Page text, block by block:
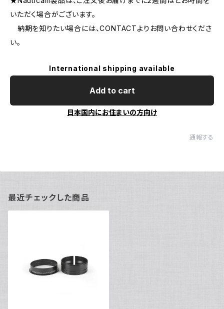
いただく場合がございます。
納期を知りたい場合には、CONTACTよりお問い合わせくださ
い。
International shipping available
Add to cart
日本国内にお住まいの方向け
通報する
最近チェックした商品